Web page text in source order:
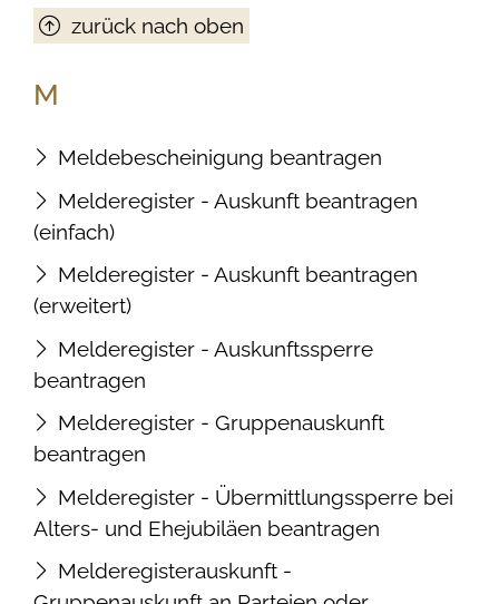
zurück nach oben
M
Meldebescheinigung beantragen
Melderegister - Auskunft beantragen
(einfach)
Melderegister - Auskunft beantragen
(erweitert)
Melderegister - Auskunftssperre
beantragen
Melderegister - Gruppenauskunft
beantragen
Melderegister - Übermittlungssperre bei
Alters- und Ehejubiläen beantragen
Melderegisterauskunft -